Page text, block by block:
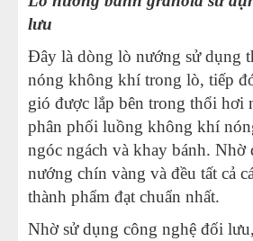
lưu
Đây là dòng lò nướng sử dụng
nóng không khí trong lò, tiếp
gió được lắp bên trong thổi hơi
phân phối luồng không khí
ngóc ngách và khay bánh. Nhờ
nướng chín vàng và đều tất cả
thành phẩm đạt chuẩn nhất.
Nhờ sử dụng công nghệ đối